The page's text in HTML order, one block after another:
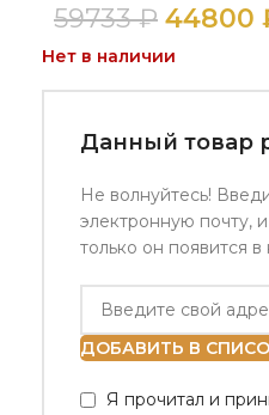
59733₽ 44800
Нет в наличии
Данный товар
Не волнуйтесь!
электронную почту,
только он появится в
ДОБАВИТЬ В
Я прочитал и